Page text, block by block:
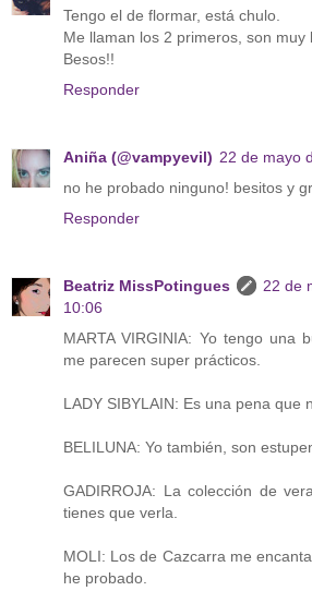
Tengo el de flormar, está chulo.
Me llaman los 2 primeros, son muy
Besos!!
Responder
Aniña (@vampyevil) 22 de mayo
no he probado ninguno! besitos y
Responder
Beatriz MissPotingues
22 de
10:06
MARTA VIRGINIA: Yo tengo una
me parecen super prácticos.
LADY SIBYLAIN: Es una pena que
BELILUNA: Yo también, son
GADIRROJA: La colección de
tienes que verla.
MOLI: Los de Cazcarra me
he probado.